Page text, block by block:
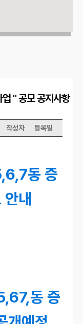
업 " 공모 공지사항
작성자 등록일
동 증
내
동 증